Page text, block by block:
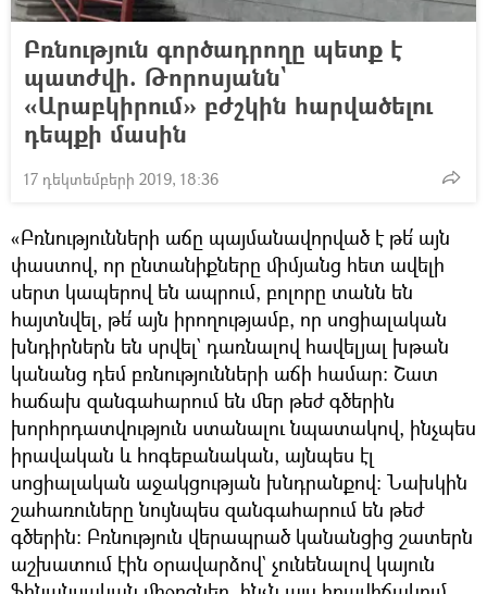
Բռնություն գործադրողը պետք է
պատժվի. Թորոսյանն`
«Արաբկիրում» բժշկին հարվածելու
դեպքի մասին
17 դեկտեմբերի 2019, 18:36
«Բռնությունների աճը պայմանավորված է թե՛ այն
փաստով, որ ընտանիքները միմյանց հետ ավելի
սերտ կապերով են ապրում, բոլորը տանն են
հայտնվել, թե՛ այն իրողությամբ, որ սոցիալական
խնդիրներն են սրվել` դառնալով հավելյալ խթան
կանանց դեմ բռնությունների աճի համար։ Շատ
հաճախ զանգահարում են մեր թեժ գծերին
խորհրդատվություն ստանալու նպատակով, ինչպես
իրավական և հոգեբանական, այնպես էլ
սոցիալական աջակցության խնդրանքով։ Նախկին
շահառուները նույնպես զանգահարում են թեժ
գծերին։ Բռնություն վերապրած կանանցից շատերն
աշխատում էին օրավարձով` չունենալով կայուն